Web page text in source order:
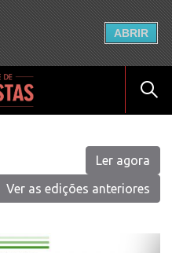
Ler agora
Ver as edições anteriores
ABRIR